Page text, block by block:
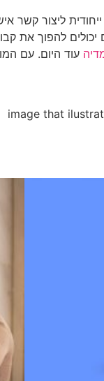
ליצור
להפוך את
עוד היום. עם